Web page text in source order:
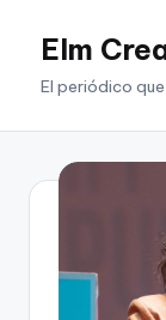
SaltarElm
El periódico